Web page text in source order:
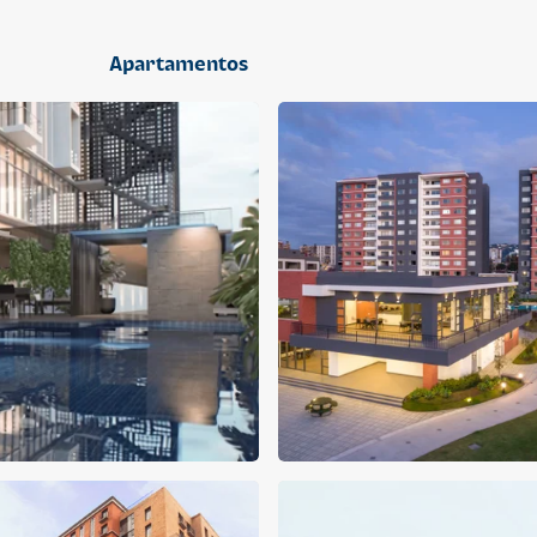
Apartamentos
APARTAMENTO
Q 1,400,000
Cuotas desde Q 9,019*
CENTRICO MADRID
CENTRICO
2 dormitorios 1 baño 2 parqueos
APARTAMENTO
Q 1,300,000
Cuotas desde Q 8,374*
CENTRICO MADRID 2
CENTRICO
2 dormitorios 1 baño 1 parqueo